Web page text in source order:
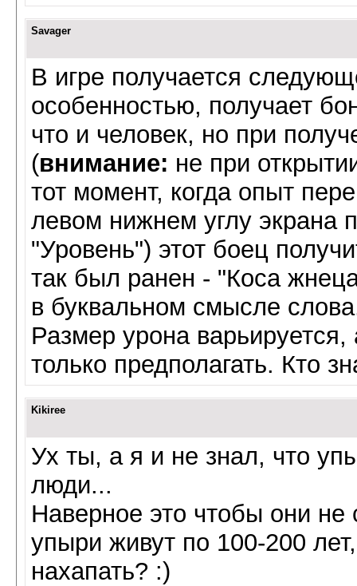
Savager
В игре получается
особенностью, получает
что и человек, но при
(внимание: не при
тот момент, когда опыт
левом нижнем углу экрана
"Уровень") этот боец
так был ранен - "Коса
в буквальном смысле
Размер урона
только предполагать. Кто
Kikiree
Ух ты, а я и не знал, что
люди...
Наверное это чтобы они
упыри живут по 100-200
нахапать? :)